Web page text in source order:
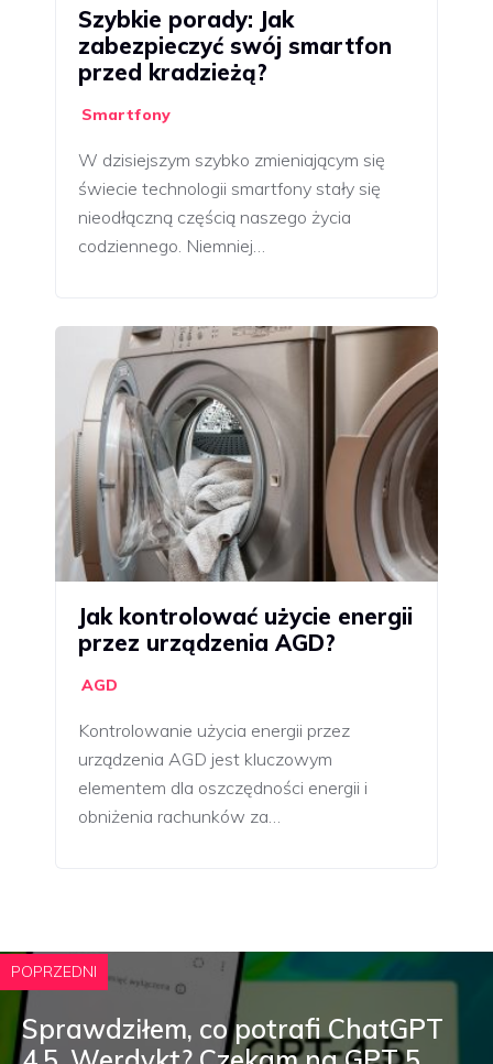
Szybkie porady: Jak
zabezpieczyć swój smartfon
przed kradzieżą?
Smartfony
W dzisiejszym szybko zmieniającym się
świecie technologii smartfony stały się
nieodłączną częścią naszego życia
codziennego. Niemniej…
Jak kontrolować użycie energii
przez urządzenia AGD?
AGD
Kontrolowanie użycia energii przez
urządzenia AGD jest kluczowym
elementem dla oszczędności energii i
obniżenia rachunków za…
POPRZEDNI
Sprawdziłem, co potrafi ChatGPT